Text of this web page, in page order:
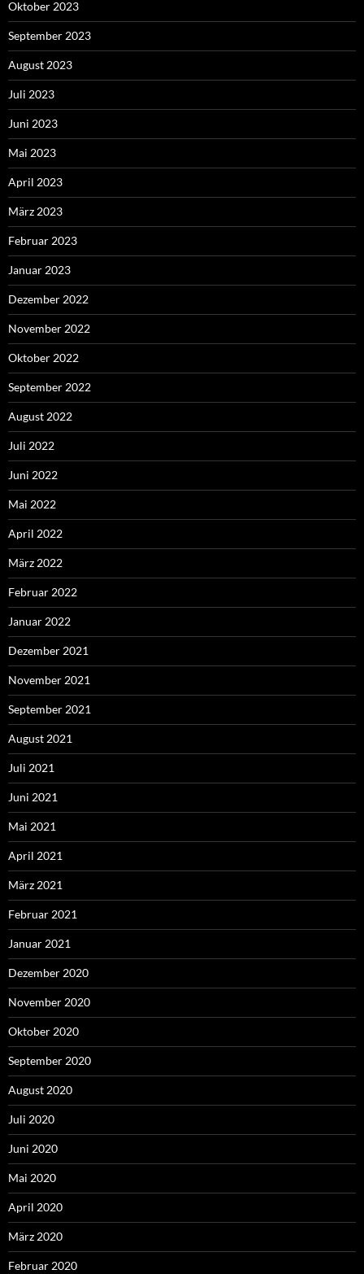
Oktober 2023
September 2023
August 2023
Juli 2023
Juni 2023
Mai 2023
April 2023
März 2023
Februar 2023
Januar 2023
Dezember 2022
November 2022
Oktober 2022
September 2022
August 2022
Juli 2022
Juni 2022
Mai 2022
April 2022
März 2022
Februar 2022
Januar 2022
Dezember 2021
November 2021
September 2021
August 2021
Juli 2021
Juni 2021
Mai 2021
April 2021
März 2021
Februar 2021
Januar 2021
Dezember 2020
November 2020
Oktober 2020
September 2020
August 2020
Juli 2020
Juni 2020
Mai 2020
April 2020
März 2020
Februar 2020